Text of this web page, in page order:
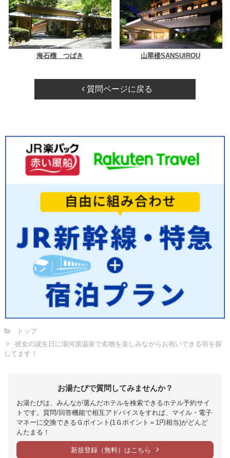
海石榴 つばき 山翠楼SANSUIROU
質問ページに戻る
トップ
彼女の誕生日に湯河原温泉で名物を楽しみながらお祝いできる宿を探
してます！
お湯たびで質問してみませんか？
お湯たびは、みんなが選んだホテルを検索できるホテル予約サイ
トです。質問/回答機能で相互アドバイスをすれば、マイル・電子
マネーに交換できるＧポイント(1Ｇポイント＝1円相当)がどんど
んたまる！
新規登録（無料）はこちら